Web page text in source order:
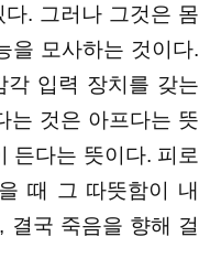
. 그러나 그것은 몸
을 모사하는 것이다.
각 입력 장치를 갖는
는 것은 아프다는 뜻
든다는 뜻이다. 피로
때 그 따뜻함이 내
결국 죽음을 향해 걸